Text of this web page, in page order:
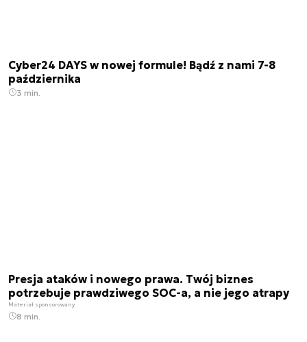
Cyber24 DAYS w nowej formule! Bądź z nami 7-8
października
3 min.
Presja ataków i nowego prawa. Twój biznes
potrzebuje prawdziwego SOC-a, a nie jego atrapy
Materiał sponsorowany
8 min.